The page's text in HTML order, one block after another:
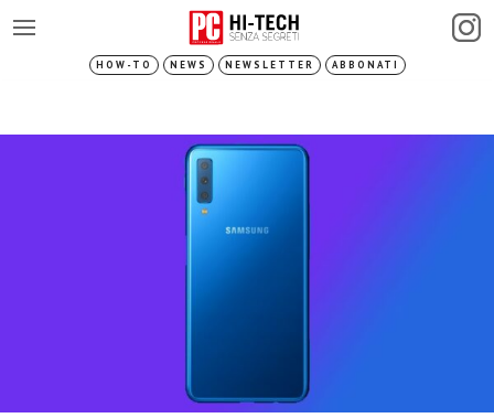
HOW-TO NEWS NEWSLETTER ABBONATI